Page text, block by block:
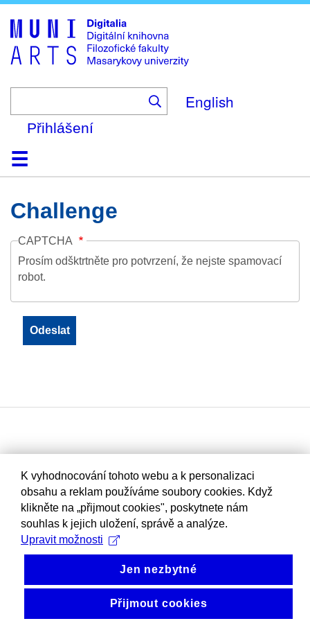
to
main
content
English
Přihlášení
DomůKolekce
Prohlížení
Vyhledávání
O platformě
Nápověda
KontaktDigitalia
Challenge
CAPTCHA
Prosím odšktrtněte pro potvrzení, že nejste spamovací
robot.
K vyhodnocování tohoto webu a k personalizaci
obsahu a reklam používáme soubory cookies. Když
klikněte na „přijmout cookies", poskytnete nám
souhlas k jejich uložení, správě a analýze.
Upravit možnosti
Jen nezbytné
Přijmout cookies